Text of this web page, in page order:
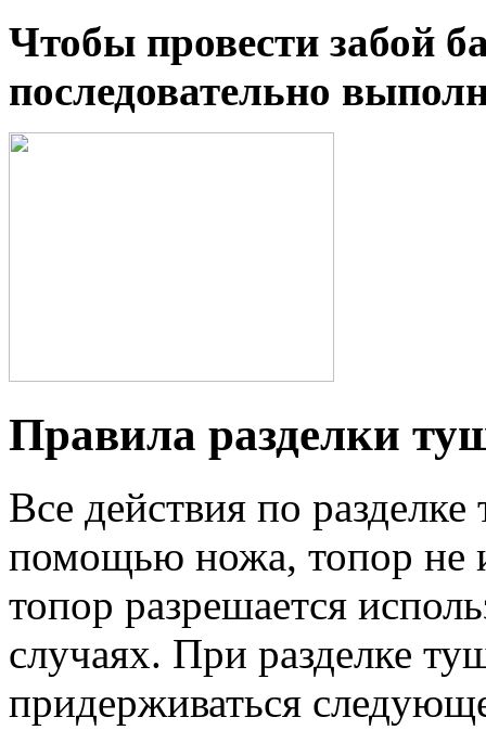
Чтобы провести забой
последовательно
Правила разделки
Все действия по
помощью ножа, топор не
топор разрешается
случаях. При разделке
придерживаться